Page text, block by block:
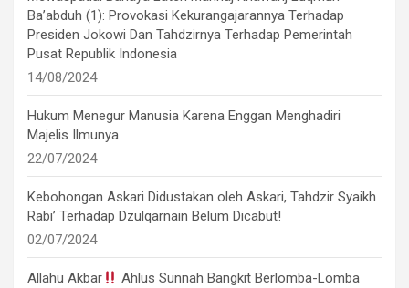
Ba’abduh (1): Provokasi Kekurangajarannya Terhadap
Presiden Jokowi Dan Tahdzirnya Terhadap Pemerintah
Pusat Republik Indonesia
14/08/2024
Hukum Menegur Manusia Karena Enggan Menghadiri
Majelis Ilmunya
22/07/2024
Kebohongan Askari Didustakan oleh Askari, Tahdzir Syaikh
Rabi’ Terhadap Dzulqarnain Belum Dicabut!
02/07/2024
Allahu Akbar
Ahlus Sunnah Bangkit Berlomba-Lomba